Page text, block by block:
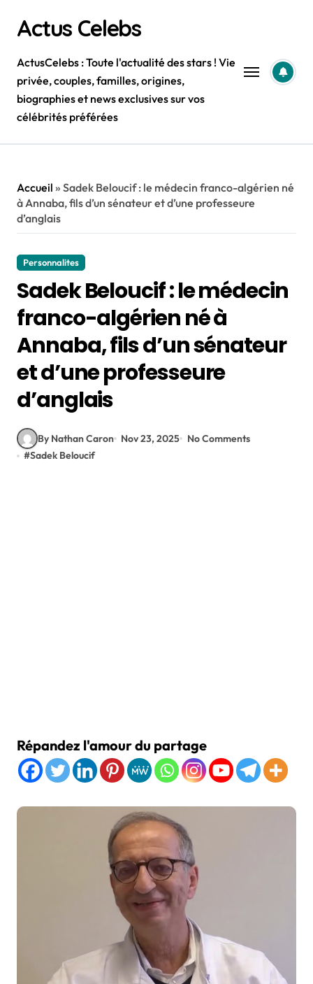
contentActus Celebs
ActusCelebs : Toute l'actualité des stars ! Vie
privée, couples, familles, origines,
biographies et news exclusives sur vos
célébrités préférées
Accueil » Sadek Beloucif : le médecin franco-algérien né
à Annaba, fils d’un sénateur et d’une professeure
d’anglais
Personnalites
Sadek Beloucif : le médecin
franco-algérien né à
Annaba, fils d’un sénateur
et d’une professeure
d’anglais
By Nathan Caron Nov 23, 2025
No Comments
#Sadek Beloucif
Répandez l'amour du partage